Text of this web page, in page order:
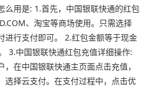
么用是: 1.首先，中国银联快通的红包
、淘宝等商场使用。只需选择
进行支付即可。 2.红包金额等于现金
3.中国银联快通红包充值详细操作:
在中国银联快通主页面点击充值，
选择云支付。在支付过程中，点击优